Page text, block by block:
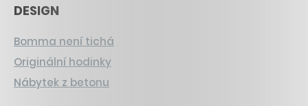
DESIGN
Bomma není tichá
Originální hodinky
Nábytek z betonu